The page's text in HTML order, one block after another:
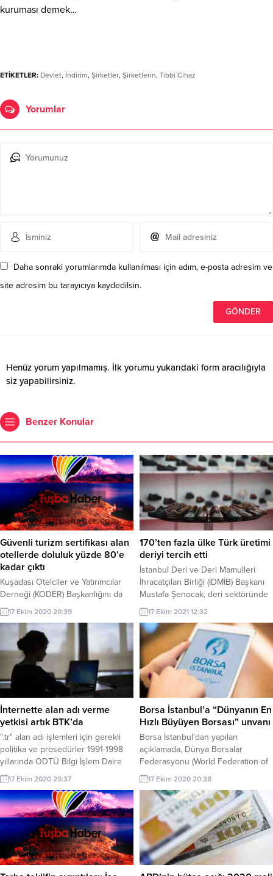
kuruması demek…
ETİKETLER: Devlet, İndirim, Şirketler, Şirketlerin, Tıbbi Cihaz
Yorumlar
Daha sonraki yorumlarımda kullanılması için adım, e-posta adresim ve
site adresim bu tarayıcıya kaydedilsin.
Henüz yorum yapılmamış. İlk yorumu yukarıdaki form aracılığıyla
siz yapabilirsiniz.
Benzer Konular
Güvenli turizm sertifikası alan
otellerde doluluk yüzde 80’e
kadar çıktı
Kuşadası Otelciler ve Yatırımcılar
Derneği (KODER) Başkanlığını da
yürüten Özden, pandeminin tüm
sektörleri olduğu gibi turizmi de
etkilediğini ancak işletme
sahiplerinin bu süreci başarılı bir
şekilde atlattığını söyledi.
17 Ekim 2020 20:39
170’ten fazla ülke Türk üretimi
deriyi tercih etti
İstanbul Deri ve Deri Mamulleri
İhracatçıları Birliği (İDMİB) Başkanı
Mustafa Şenocak, deri sektöründe
yaşanan gelişmelere ilişkin soruları
...
17 Ekim 2021 12:32
İnternette alan adı verme
yetkisi artık BTK’da
".tr" alan adı işlemleri için gerekli
politika ve prosedürler 1991-1998
yıllarında ODTÜ Bilgi İşlem Daire
Başkanlığınca düzenlendi.2000
yılında Ulaştırma Bakanlığı İnternet
Kuruluna bağlı çalışan sektör
temsilcilerinin yer aldığı ve 11
kurumsal üyeden oluşan "DNS
Çalışma Grubu" oluşturuldu.
17 Ekim 2020 20:37
Borsa İstanbul’a “Dünyanın En
Hızlı Büyüyen Borsası” unvanı
Borsa İstanbul'dan yapılan
açıklamada, Dünya Borsalar
Federasyonu (World Federation of
Exchanges - WFE) 2019 verilerine
göre, Borsa İstanbul'un Pay Vadeli
İşlem Sözleşmeleri'nde geçen
yıl dünyanın en hızlı büyüyen
borsası olduğu bildirildi.
17 Ekim 2020 20:38